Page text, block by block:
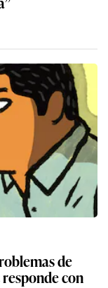
de
con